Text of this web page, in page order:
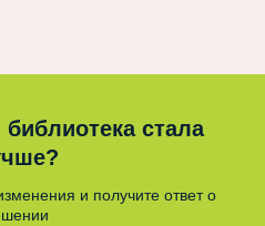
стала
и получите ответ о